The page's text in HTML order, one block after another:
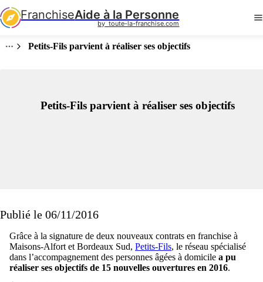
FranchiseAide à la Personne
by  toute-la-franchise.com
Petits-Fils parvient à réaliser ses objectifs
Petits-Fils parvient à réaliser ses objectifs
Publié le 06/11/2016
Grâce à la signature de deux nouveaux contrats en franchise à
Maisons-Alfort et Bordeaux Sud, Petits-Fils, le réseau spécialisé
dans l’accompagnement des personnes âgées à domicile a pu
réaliser ses objectifs de 15 nouvelles ouvertures en 2016.